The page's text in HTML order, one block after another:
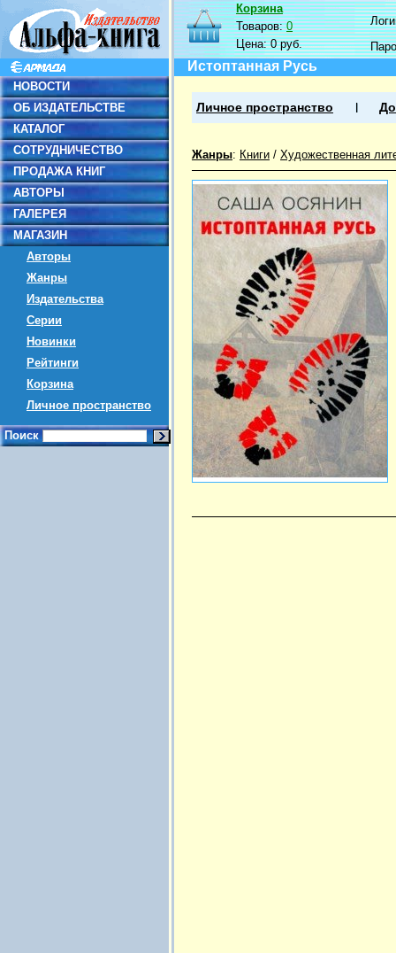
НОВОСТИ
ОБ ИЗДАТЕЛЬСТВЕ
КАТАЛОГ
СОТРУДНИЧЕСТВО
ПРОДАЖА КНИГ
АВТОРЫ
ГАЛЕРЕЯ
МАГАЗИН
Авторы
Жанры
Издательства
Серии
Новинки
Рейтинги
Корзина
Личное пространство
Поиск
Корзина
Товаров:0
Цена:0 руб.
Истоптанная Русь
Личное пространство
Жанры: Книги / Художественная